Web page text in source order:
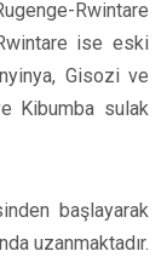
Rwintare
ise eski
Gisozi ve
Kibumba sulak
başlayarak
uzanmaktadır.